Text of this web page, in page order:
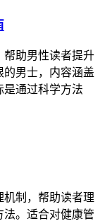
帮助男性读者提升
男士，内容涵盖
是通过科学方法
制，帮助读者理
。适合对健康管